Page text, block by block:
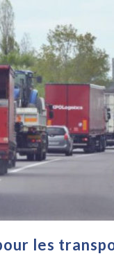
les